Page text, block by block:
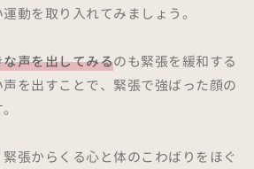
動を取り入れてみましょう。
声を出してみるのも緊張を緩和する
を出すことで、緊張で強ばった顔の
張からくる心と体のこわばりをほぐ